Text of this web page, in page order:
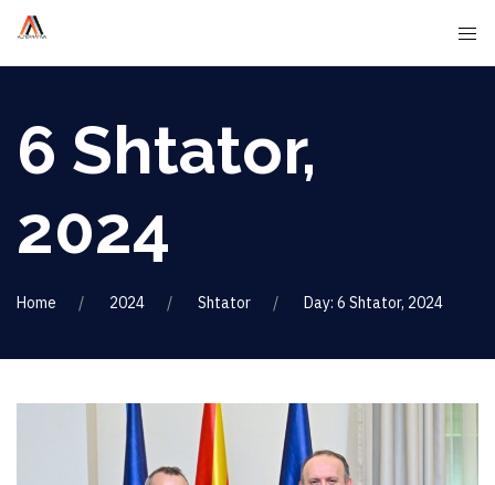
6 Shtator,
2024
Home 2024 Shtator Day: 6 Shtator, 2024